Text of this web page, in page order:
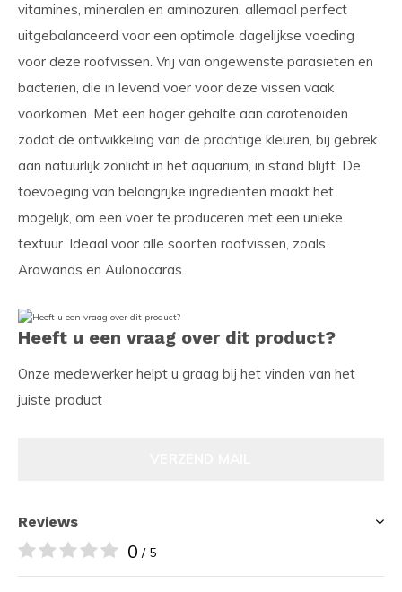
vitamines, mineralen en aminozuren, allemaal perfect
uitgebalanceerd voor een optimale dagelijkse voeding
voor deze roofvissen. Vrij van ongewenste parasieten en
bacteriën, die in levend voer voor deze vissen vaak
voorkomen. Met een hoger gehalte aan carotenoïden
zodat de ontwikkeling van de prachtige kleuren, bij gebrek
aan natuurlijk zonlicht in het aquarium, in stand blijft. De
toevoeging van belangrijke ingrediënten maakt het
mogelijk, om een voer te produceren met een unieke
textuur. Ideaal voor alle soorten roofvissen, zoals
Arowanas en Aulonocaras.
Heeft u een vraag over dit product?
Onze medewerker helpt u graag bij het vinden van het
juiste product
Reviews
0 / 5